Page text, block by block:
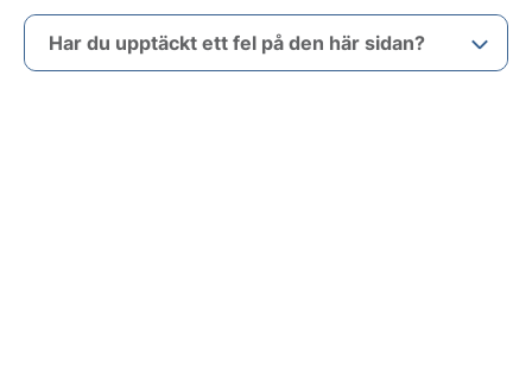
Har du upptäckt ett fel på den här sidan?